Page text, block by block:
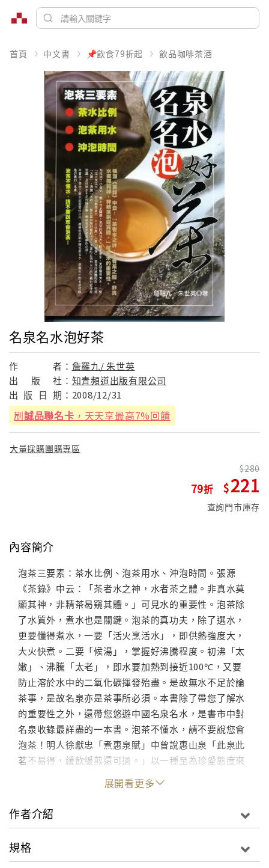
首頁 中文書 📌飲食79折起 飲品咖啡茶酒
名泉名水泡好茶
作 者： 詹羅九/ 朱世英
出
版 社： 知青頻道出版有限公司
出 版 日 期： 2008/12/31
刷誠品聯名卡 ，天天享最高7%回饋
大量採購團購專區
79
280
221
查詢門市庫存
內容簡介
泡茶三要素：茶水比例、泡茶用水、沖泡時間。張源
《茶錄》中云：「茶者水之神，水者茶之體。非真水莫
顯其神，非精茶曷窺其體。」可見水的重要性。泡茶除
了水質外，煮水也是關鍵。泡茶的真功夫，除了選水，
更要懂得煮水，一要「活火烹活水」，即供熱強度大，
大火快煮。二要「候湯」，掌握好沸騰程度。初沸「太
嫩」、沸騰「太老」，即水要加熱到接近100℃，又要
防止溶於水中的二氧化碳揮發殆盡。是故無水不足於論
茶事，是故名泉亦是茶事所必須。本書除了帶您了解水
的重要性之外，還帶您悠遊中國名泉名水，是書市中對
名泉收錄最詳盡的一本書。泡茶不懂水，請不要說您會
泡茶！明人徐獻忠「煮惠泉賦」中曾說惠山泉「此泉此
茗不易得，緩飲緩煎還可過。」以一種至為珍愛態度來
品嘗。高濂記載云：「西湖之泉以虎跑為最，兩山之茶
以龍井為佳。穀雨前採茶旋焙時激，虎跑泉烹享香清味
冽。涼沁詩脾，每春當高臥山中，沉酣新茗一月。」李
奎「龍井試茶」詩云：「閒尋龍井水，來試雨前春；欲
啜清詩肺，松風吹角巾。」等等諸多文人雅士詩文中將
展開看更多
作者介紹
規格